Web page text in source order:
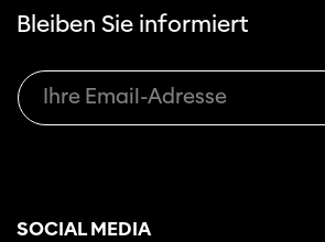
Bleiben Sie informiert
SOCIAL MEDIA